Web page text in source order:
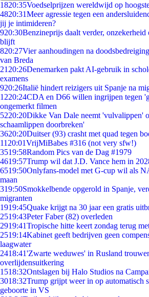
1820:35Voedselprijzen wereldwijd op
4820:31Meer agressie tegen een
jij je intimideren?
920:30Benzineprijs daalt verder,
blijft
820:27Vier aanhoudingen na
van Breda
21 20:26Denemarken pakt AI-gebruik in
examens
920:26Italië hindert reizigers uit Spanje na
1220:24CDA en D66 willen ingrijpen tegen
ongemerkt filmen
5220:20Dikke Van Dale neemt 'vulvalippen'
schaamlippen doorbreken'
3620:20Duitser (93) crasht met quad tegen
11 20:01VrijMiBabes #316 (not very sfw!)
3519:58Random Pics van de Dag #1979
4619:57Trump wil dat J.D. Vance hem in
6519:50Onlyfans-model met G-cup wil als
maan
319:50Smokkelbende opgerold in Spanje,
migranten
1919:45Quake krijgt na 30 jaar een gratis
2519:43Peter Faber (82) overleden
2919:41Tropische hitte keert zondag terug
2519:14Kabinet geeft bedrijven geen
laagwater
2418:41'Zwarte weduwes' in Rusland
overlijdensuitkering
1518:32Ontslagen bij Halo Studios na
3018:32Trump grijpt weer in op automatisch
geboorte in VS